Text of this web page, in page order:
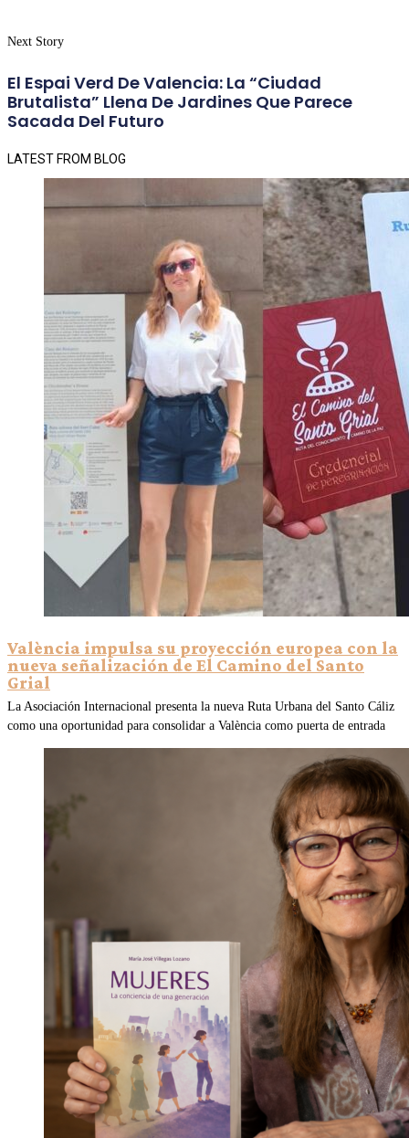
Next Story
El Espai Verd De Valencia: La “ciudad
Brutalista” Llena De Jardines Que Parece
Sacada Del Futuro
LATEST FROM BLOG
València impulsa su proyección europea con la
nueva señalización de El Camino del Santo
Grial
La Asociación Internacional presenta la nueva Ruta Urbana del Santo Cáliz
como una oportunidad para consolidar a València como puerta de entrada